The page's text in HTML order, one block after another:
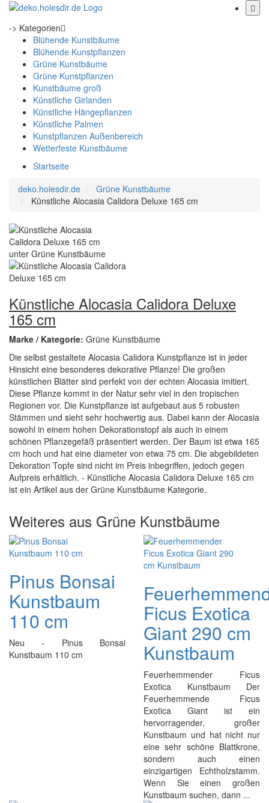
-> Kategorien
Blühende Kunstbäume
Blühende Kunstpflanzen
Grüne Kunstbäume
Grüne Kunstpflanzen
Kunstbäume groß
Künstliche Girlanden
Künstliche Hängepflanzen
Künstliche Palmen
Kunstpflanzen Außenbereich
Wetterfeste Kunstbäume
Startseite
deko.holesdir.de
Grüne Kunstbäume
Künstliche Alocasia Calidora Deluxe 165 cm
Künstliche Alocasia Calidora Deluxe
165 cm
Marke / Kategorie: Grüne Kunstbäume
Die selbst gestaltete Alocasia Calidora Kunstpflanze ist in jeder
Hinsicht eine besonderes dekorative Pflanze! Die großen
künstlichen Blätter sind perfekt von der echten Alocasia imitiert.
Diese Pflanze kommt in der Natur sehr viel in den tropischen
Regionen vor. Die Kunstpflanze ist aufgebaut aus 5 robusten
Stämmen und sieht sehr hochwertig aus. Dabei kann der Alocasia
sowohl in einem hohen Dekorationstopf als auch in einem
schönen Pflanzegefäß präsentiert werden. Der Baum ist etwa 165
cm hoch und hat eine diameter von etwa 75 cm. Die abgebildeten
Dekoration Topfe sind nicht im Preis inbegriffen, jedoch gegen
Aufpreis erhältlich. - Künstliche Alocasia Calidora Deluxe 165 cm
ist ein Artikel aus der Grüne Kunstbäume Kategorie.
Weiteres aus Grüne Kunstbäume
Pinus Bonsai
Kunstbaum
110 cm
Neu - Pinus Bonsai
Kunstbaum 110 cm
Ficus Exotica
Giant 290 cm
Kunstbaum
Feuerhemmender Ficus
Exotica Kunstbaum Der
Feuerhemmende Ficus
Exotica Giant ist ein
hervorragender, großer
Kunstbaum und hat nicht nur
eine sehr schöne Blattkrone,
sondern auch einen
einzigartigen Echtholzstamm.
Wenn Sie einen großen
Kunstbaum suchen, dann ...